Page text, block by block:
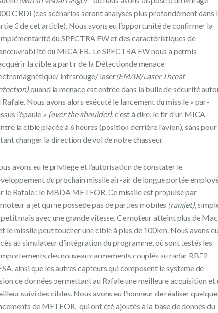
C RDI (ces scénarios seront analysés plus profondément dans
3 de cet article). Nous avons eu l’opportunité de confirmer la
du SPECTRA EW et des caractéristiques de
du MICA ER. Le SPECTRA EW nous a permis
la cible à partir de la Détectionde menace
infrarouge/ laser(EM/IR/Laser Threat
quand la menace est entrée dans la bulle de sécurité
Rafale. Nous avons alors exécuté le lancement du missile « par-
l’épaule » (over the shoulder), c’est à dire, le tir d’un MICA
la cible placée à 6 heures (position derrière l’avion), sans pour
changer la direction de vol de notre chasseur.
avons eu le privilège et l’autorisation de constater le
du prochain missile air-air de longue portée
le Rafale : le MBDA METEOR. Ce missile est propulsé par
à jet qui ne possède pas de parties mobiles (ramjet),
mais avec une grande vitesse. Ce moteur atteint plus de
le missile peut toucher une cible à plus de 100km. Nous avons eu
au simulateur d’intégration du programme, où sont testés les
des nouveaux armements couplés au radar RBE2
ainsi que les autres capteurs qui composent le système de
de données permettant au Rafale une meilleure acquisition et
suivi des cibles. Nous avons eu l’honneur de réaliser
de METEOR, qui ont été ajoutés à la base de donnés du